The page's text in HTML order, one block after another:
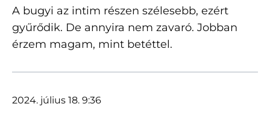
A bugyi az intim részen szélesebb, ezért
gyűrődik. De annyira nem zavaró. Jobban
érzem magam, mint betéttel.
2024. július 18. 9:36